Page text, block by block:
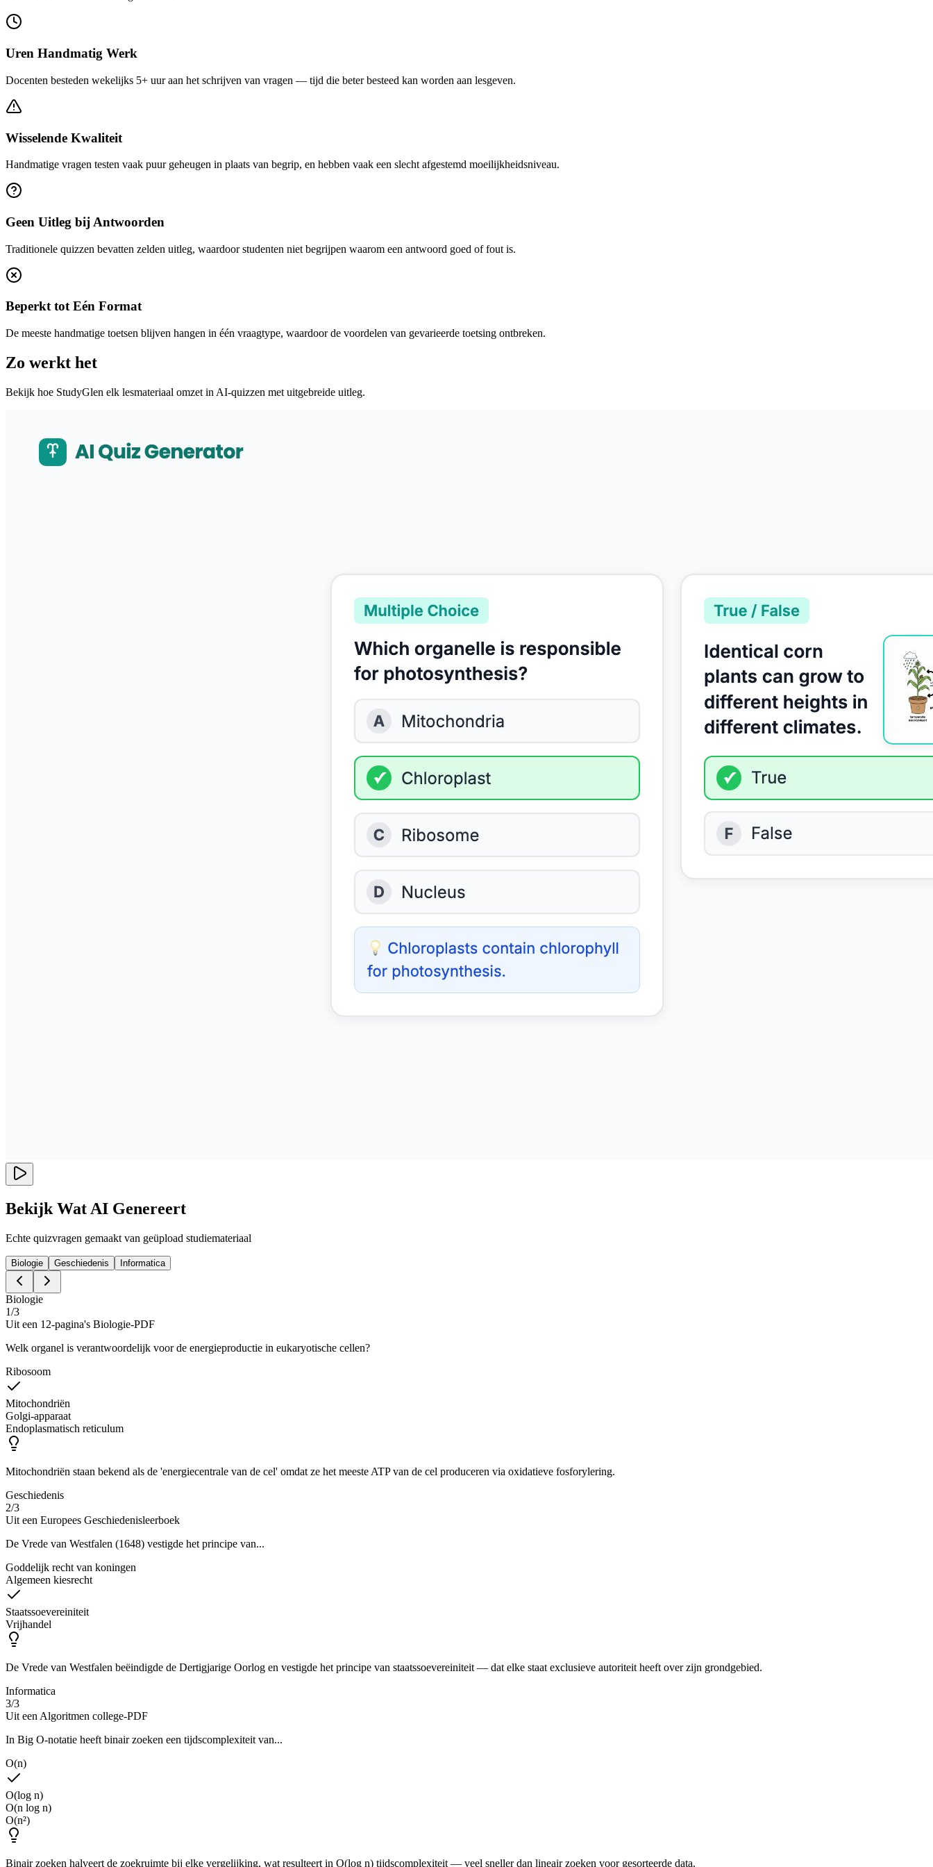
Uren Handmatig Werk
Docenten besteden wekelijks 5+ uur aan het schrijven van vragen — tijd die beter besteed kan worden aan lesgeven.
Wisselende Kwaliteit
Handmatige vragen testen vaak puur geheugen in plaats van begrip, en hebben vaak een slecht afgestemd moeilijkheidsniveau.
Geen Uitleg bij Antwoorden
Traditionele quizzen bevatten zelden uitleg, waardoor studenten niet begrijpen waarom een antwoord goed of fout is.
Beperkt tot Eén Format
De meeste handmatige toetsen blijven hangen in één vraagtype, waardoor de voordelen van gevarieerde toetsing ontbreken.
Zo werkt het
Bekijk hoe StudyGlen elk lesmateriaal omzet in AI-quizzen met uitgebreide uitleg.
Bekijk Wat AI Genereert
Echte quizvragen gemaakt van geüpload studiemateriaal
Biologie Geschiedenis Informatica
Biologie
1/3
Uit een 12-pagina's Biologie-PDF
Welk organel is verantwoordelijk voor de energieproductie in eukaryotische cellen?
Ribosoom
Mitochondriën
Golgi-apparaat
Endoplasmatisch reticulum
Mitochondriën staan bekend als de 'energiecentrale van de cel' omdat ze het meeste ATP van de cel produceren via oxidatieve fosforylering.
Geschiedenis
2/3
Uit een Europees Geschiedenisleerboek
De Vrede van Westfalen (1648) vestigde het principe van...
Goddelijk recht van koningen
Algemeen kiesrecht
Staatssoevereiniteit
Vrijhandel
De Vrede van Westfalen beëindigde de Dertigjarige Oorlog en vestigde het principe van staatssoevereiniteit — dat elke staat exclusieve autoriteit heeft over zijn grondgebied.
Informatica
3/3
Uit een Algoritmen college-PDF
In Big O-notatie heeft binair zoeken een tijdscomplexiteit van...
O(n)
O(log n)
O(n log n)
O(n²)
Binair zoeken halveert de zoekruimte bij elke vergelijking, wat resulteert in O(log n) tijdscomplexiteit — veel sneller dan lineair zoeken voor gesorteerde data.